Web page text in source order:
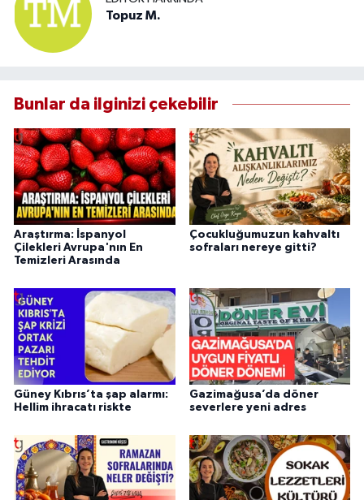
Topuz M.
Bunlar da ilginizi çekebilir
Araştırma: İspanyol
Çilekleri Avrupa'nın En
Temizleri Arasında
Çocukluğumuzun kahvaltı
sofraları nereye gitti?
Güney Kıbrıs’ta şap alarmı:
Hellim ihracatı riskte
Gazimağusa’da döner
severlere yeni adres